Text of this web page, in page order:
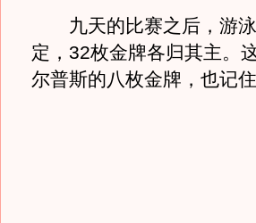
九天的比赛之后，游泳
定，32枚金牌各归其主。
尔普斯的八枚金牌，也记